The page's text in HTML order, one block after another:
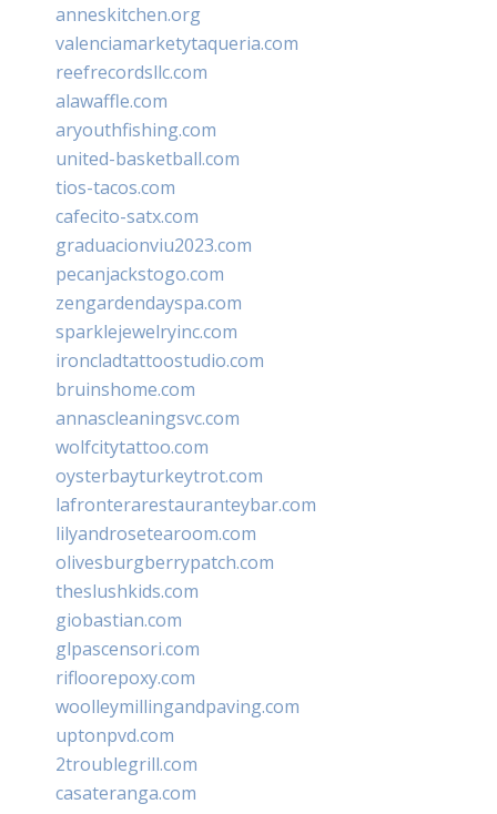
anneskitchen.org
valenciamarketytaqueria.com
reefrecordsllc.com
alawaffle.com
aryouthfishing.com
united-basketball.com
tios-tacos.com
cafecito-satx.com
graduacionviu2023.com
pecanjackstogo.com
zengardendayspa.com
sparklejewelryinc.com
ironcladtattoostudio.com
bruinshome.com
annascleaningsvc.com
wolfcitytattoo.com
oysterbayturkeytrot.com
lafronterarestauranteybar.com
lilyandrosetearoom.com
olivesburgberrypatch.com
theslushkids.com
giobastian.com
glpascensori.com
rifloorepoxy.com
woolleymillingandpaving.com
uptonpvd.com
2troublegrill.com
casateranga.com